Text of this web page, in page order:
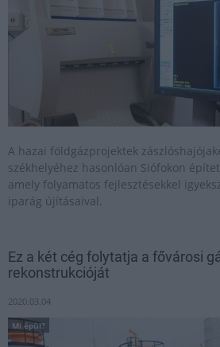
A hazai földgázprojektek
székhelyéhez hasonlóan Siófokon
amely folyamatos fejlesztésekkel
iparág újításaival.
Ez a két cég folytatja a fővárosi
rekonstrukcióját
2020.03.04
Mi épül?